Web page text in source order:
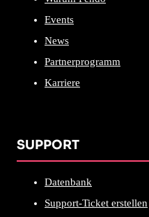
Events
News
Partnerprogramm
Karriere
SUPPORT
Datenbank
Support-Ticket erstellen